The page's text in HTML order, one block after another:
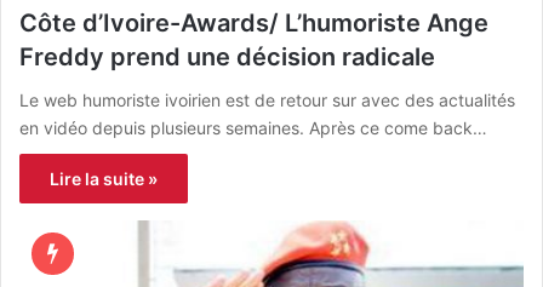
Côte d’Ivoire-Awards/ L’humoriste Ange
Freddy prend une décision radicale
Le web humoriste ivoirien est de retour sur avec des actualités
en vidéo depuis plusieurs semaines. Après ce come back…
Lire la suite »